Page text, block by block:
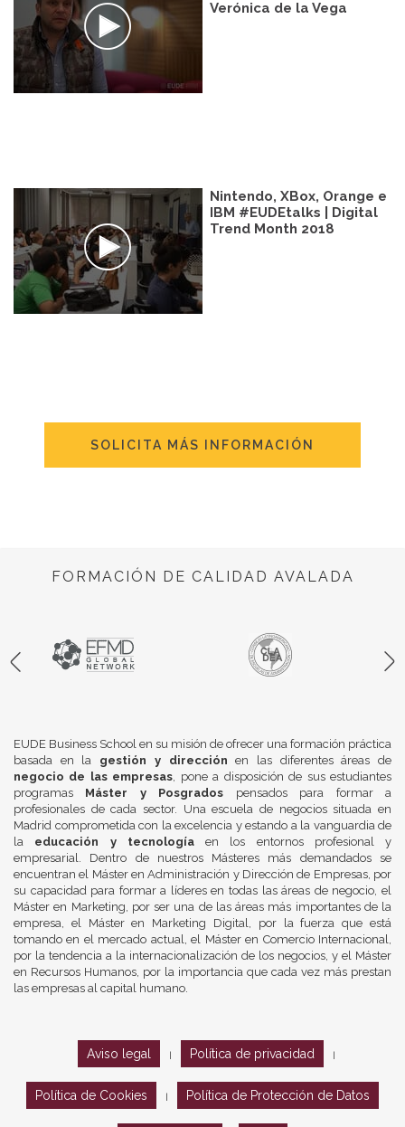
Verónica de la Vega
Nintendo, XBox, Orange e
IBM #EUDEtalks | Digital
Trend Month 2018
SOLICITA MÁS INFORMACIÓN
FORMACIÓN DE CALIDAD AVALADA
EUDE Business School en su misión de ofrecer una formación práctica
basada en la gestión y dirección en las diferentes áreas de
negocio de las empresas, pone a disposición de sus estudiantes
programas Máster y Posgrados pensados para formar a
profesionales de cada sector. Una escuela de negocios situada en
Madrid comprometida con la excelencia y estando a la vanguardia de
la educación y tecnologíaen los entornos profesional y
empresarial. Dentro de nuestros Másteres más demandados se
encuentran el Máster en Administración y Dirección de Empresas, por
su capacidad para formar a líderes en todas las áreas de negocio, el
Máster en Marketing, por ser una de las áreas más importantes de la
empresa, el Máster en Marketing Digital, por la fuerza que está
tomando en el mercado actual, el Máster en Comercio Internacional,
por la tendencia a la internacionalización de los negocios, y el Máster
en Recursos Humanos, por la importancia que cada vez más prestan
las empresas al capital humano.
Aviso legal Política de privacidad
Política de Cookies Política de Protección de Datos